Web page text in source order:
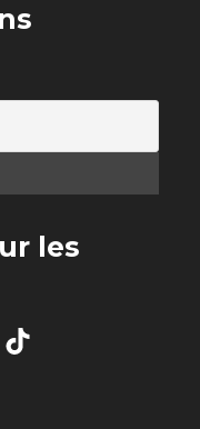
les
TikTok